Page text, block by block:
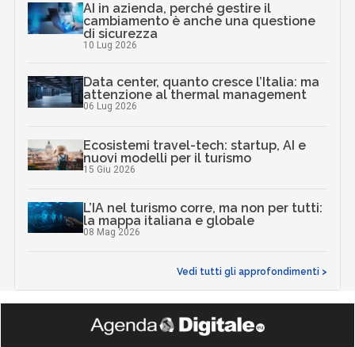
AI in azienda, perché gestire il
cambiamento è anche una questione
di sicurezza
10 Lug 2026
Data center, quanto cresce l’Italia: ma
attenzione al thermal management
06 Lug 2026
Ecosistemi travel-tech: startup, AI e
nuovi modelli per il turismo
15 Giu 2026
L’IA nel turismo corre, ma non per tutti:
la mappa italiana e globale
08 Mag 2026
Vedi tutti gli approfondimenti >